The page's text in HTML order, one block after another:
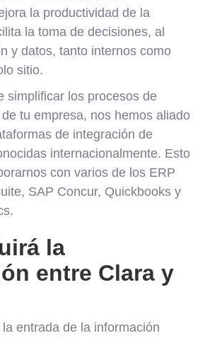
la productividad de la
la toma de decisiones, al
y datos, tanto internos como
sitio.
simplificar los procesos de
tu empresa, nos hemos aliado
de integración de
internacionalmente. Esto
con varios de los ERP
SAP Concur, Quickbooks y
la
entre Clara y
entrada de la información